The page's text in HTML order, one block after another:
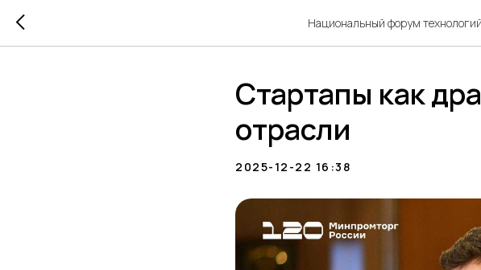
Национальный форум
Стартапы как
отрасли
2025-12-22 16:38